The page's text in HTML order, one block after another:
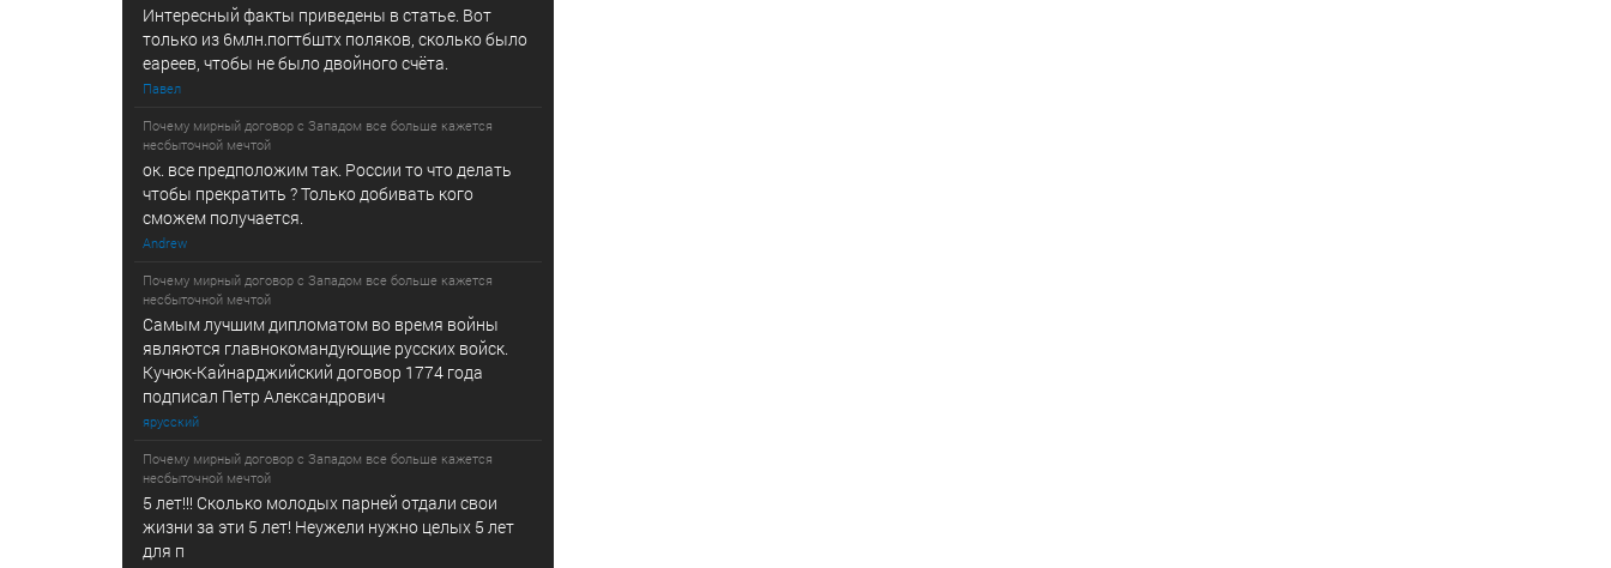
Интересный факты приведены в статье. Вот
только из 6млн.погтбштх поляков, сколько было
еареев, чтобы не было двойного счёта.
Павел
Почему мирный договор с Западом все больше кажется
несбыточной мечтой
ок. все предположим так. России то что делать
чтобы прекратить ? Только добивать кого
сможем получается.
Andrew
Почему мирный договор с Западом все больше кажется
несбыточной мечтой
Самым лучшим дипломатом во время войны
являются главнокомандующие русских войск.
Кучюк-Кайнарджийский договор 1774 года
подписал Петр Александрович
ярусский
Почему мирный договор с Западом все больше кажется
несбыточной мечтой
5 лет!!! Сколько молодых парней отдали свои
жизни за эти 5 лет! Неужели нужно целых 5 лет
для п